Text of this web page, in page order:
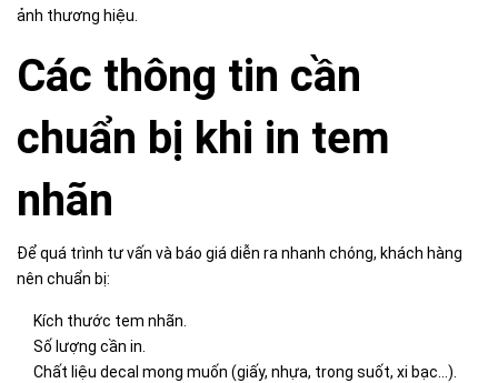
ảnh thương hiệu.
Các thông tin cần
chuẩn bị khi in tem
nhãn
Để quá trình tư vấn và báo giá diễn ra nhanh chóng, khách hàng
nên chuẩn bị:
Kích thước tem nhãn.
Số lượng cần in.
Chất liệu decal mong muốn (giấy, nhựa, trong suốt, xi bạc...).